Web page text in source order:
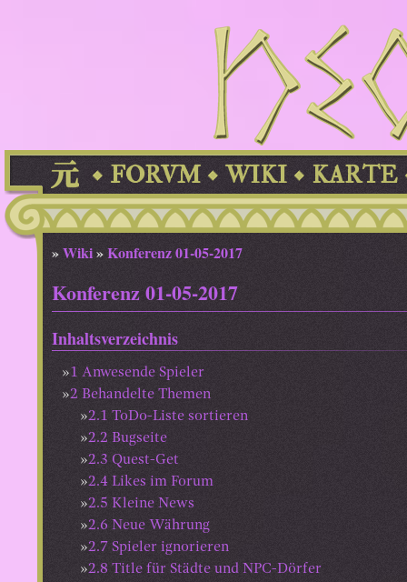
FORVM WIKI KARTE
»Wiki»Konferenz 01-05-2017
Konferenz 01-05-2017
Inhaltsverzeichnis
1 Anwesende Spieler
2 Behandelte Themen
2.1 ToDo-Liste sortieren
2.2 Bugseite
2.3 Quest-Get
2.4 Likes im Forum
2.5 Kleine News
2.6 Neue Währung
2.7 Spieler ignorieren
2.8 Title für Städte und NPC-Dörfer